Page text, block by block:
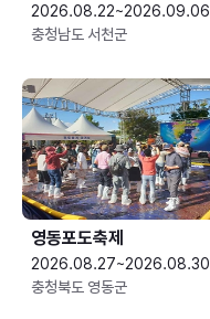
2026.08.22~2026.09.06
충청남도 서천군
영동포도축제
2026.08.27~2026.08.30
충청북도 영동군